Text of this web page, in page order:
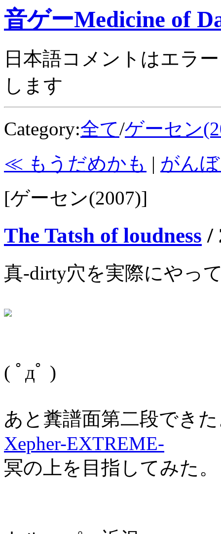
音ゲーMedicine of
日本語コメントはエラ
します
Category:全て/ゲーセン
≪ もうだめかも | がん
[ゲーセン(2007)]
The Tatsh of loudness /
真-dirty穴を実際にやっ
( ﾟдﾟ )
あと糞譜面第二段でき
Xepher-EXTREME-
冥の上を目指してみた。